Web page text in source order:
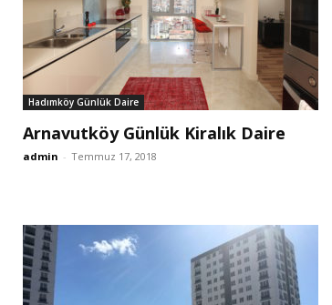
Hadımköy Günlük Daire
Arnavutköy Günlük Kiralık Daire
admin - Temmuz 17, 2018